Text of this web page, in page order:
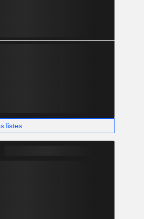
listes